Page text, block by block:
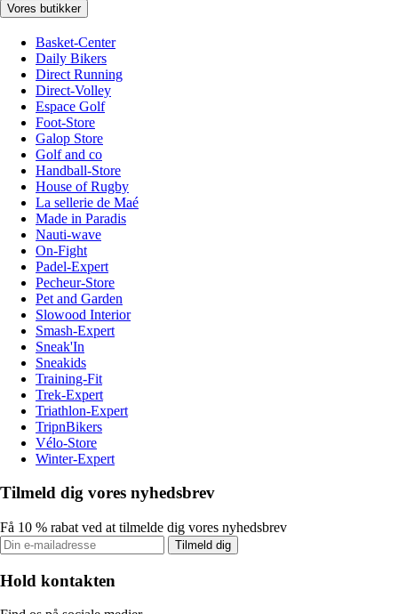
Vores butikker
Basket-Center
Daily Bikers
Direct Running
Direct-Volley
Espace Golf
Foot-Store
Galop Store
Golf and co
Handball-Store
House of Rugby
La sellerie de Maé
Made in Paradis
Nauti-wave
On-Fight
Padel-Expert
Pecheur-Store
Pet and Garden
Slowood Interior
Smash-Expert
Sneak'In
Sneakids
Training-Fit
Trek-Expert
Triathlon-Expert
TripnBikers
Vélo-Store
Winter-Expert
Tilmeld dig vores nyhedsbrev
Få 10 % rabat ved at tilmelde dig vores nyhedsbrev
Tilmeld dig
Hold kontakten